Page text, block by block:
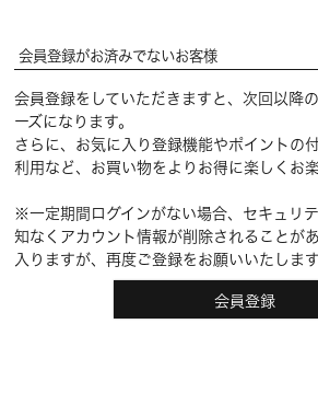
会員登録がお済みでないお客様
会員登録をしていただきますと、次回以降
ーズになります。
さらに、お気に入り登録機能やポイントの
利用など、お買い物をよりお得に楽しくお
※一定期間ログインがない場合、セキュリ
知なくアカウント情報が削除されることが
入りますが、再度ご登録をお願いいたします
会員登録